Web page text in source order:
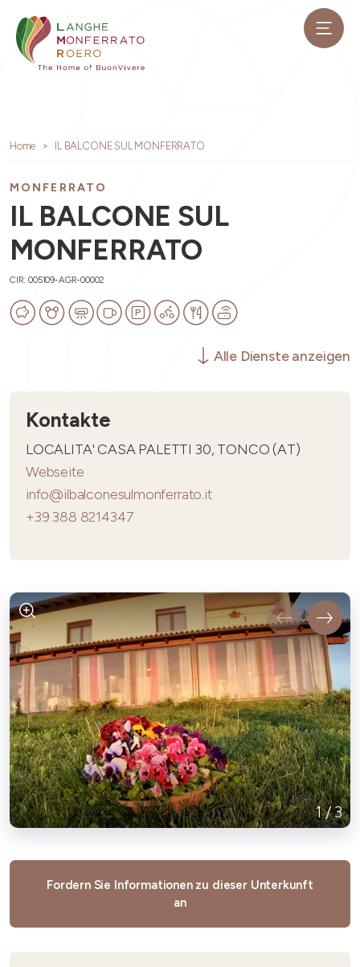
Home IL BALCONE SUL MONFERRATO
MONFERRATO
IL BALCONE SUL
MONFERRATO
CIR: 005109-AGR-00002
Alle Dienste anzeigen
Kontakte
LOCALITA' CASA PALETTI 30, TONCO (AT)
Webseite
info@ilbalconesulmonferrato.it
+39 388 8214347
1/3
Fordern Sie Informationen zu dieser Unterkunft
an